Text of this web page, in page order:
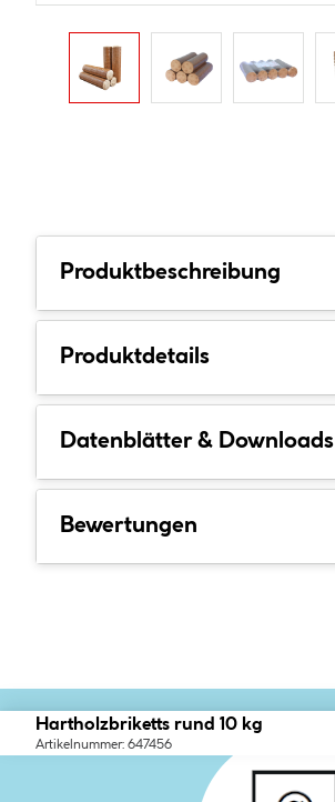
Produktbeschreibung
Produktdetails
Datenblätter & Downloads
Bewertungen
Hartholzbriketts rund 10 kg
Artikelnummer: 647456